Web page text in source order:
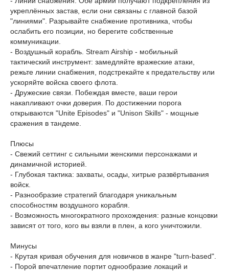
укреплённых застав, если они связаны с главной базой
"линиями". Разрывайте снабжение противника, чтобы
ослабить его позиции, но берегите собственные
коммуникации.
- Воздушный корабль. Stream Airship - мобильный
тактический инструмент: замедляйте вражеские атаки,
режьте линии снабжения, подстрекайте к предательству или
ускоряйте войска своего флота.
- Дружеские связи. Побеждая вместе, ваши герои
накапливают очки доверия. По достижении порога
открываются "Unite Episodes" и "Unison Skills" - мощные
сражения в тандеме.
Плюсы
- Свежий сеттинг с сильными женскими персонажами и
динамичной историей.
- Глубокая тактика: захваты, осады, хитрые развёртывания
войск.
- Разнообразие стратегий благодаря уникальным
способностям воздушного корабля.
- Возможность многократного прохождения: разные концовки
зависят от того, кого вы взяли в плен, а кого уничтожили.
Минусы
- Крутая кривая обучения для новичков в жанре "turn-based".
- Порой впечатление портит однообразие локаций и